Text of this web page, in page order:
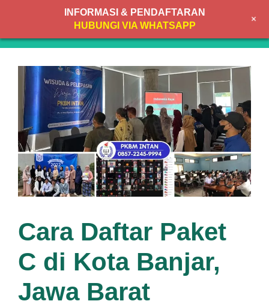
content
Cara Daftar Paket
C di Kota Banjar,
Jawa Barat
INFORMASI & PENDAFTARAN
HUBUNGI VIA WHATSAPP
+